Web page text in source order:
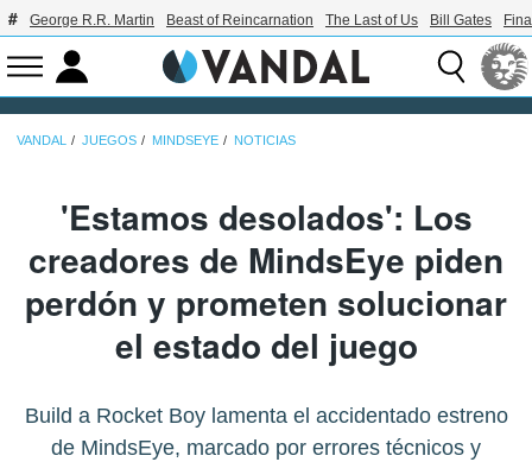
George R.R. Martin Beast of Reincarnation The Last of Us Bill Gates
VANDAL JUEGOS MINDSEYE NOTICIAS
'Estamos desolados': Los
creadores de MindsEye piden
perdón y prometen solucionar
el estado del juego
Build a Rocket Boy lamenta el accidentado estreno
de MindsEye, marcado por errores técnicos y